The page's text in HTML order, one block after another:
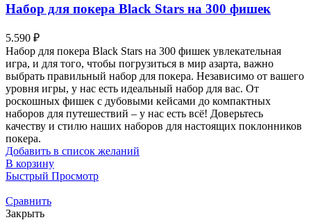
Набор для покера Black Stars на 300 фишек
5.590 ₽
Набор для покера Black Stars на 300 фишек увлекательная
игра, и для того, чтобы погрузиться в мир азарта, важно
выбрать правильный набор для покера. Независимо от вашего
уровня игры, у нас есть идеальный набор для вас. От
роскошных фишек с дубовыми кейсами до компактных
наборов для путешествий – у нас есть всё! Доверьтесь
качеству и стилю наших наборов для настоящих поклонников
покера.
Добавить в список желаний
В корзину
Быстрый Просмотр
Сравнить
Закрыть